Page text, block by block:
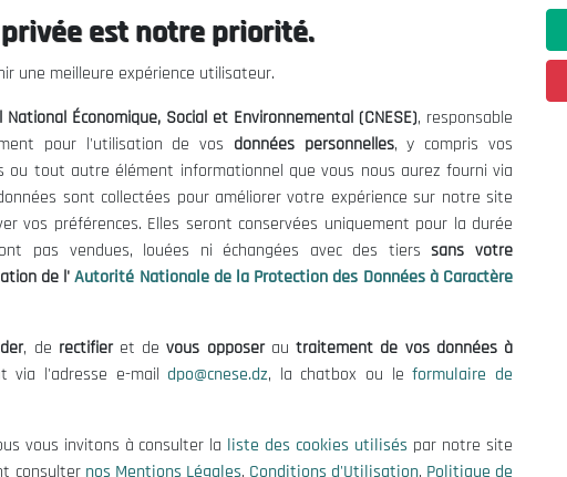
utiles
Légales
d'Utilisation
de Protection des Données
des Cookies
contact@cnese.dz
Suggestions ou Initiatives ?
Newsletter
Inscrivez-vous, soyez le premier à
nos dernières nouvelles.
Suivez-Nous!
© 2026 Conseil National Économique, Social et Environnemental
est notre priorité.
une meilleure expérience utilisateur.
National Économique, Social et Environnemental (CNESE), responsable
pour l'utilisation de vos données personnelles, y compris vos
ou tout autre élément informationnel que vous nous aurez fourni via
sont collectées pour améliorer votre expérience sur notre site
vos préférences. Elles seront conservées uniquement pour la durée
pas vendues, louées ni échangées avec des tierssans votre
de l' Autorité Nationale de la Protection des Données à Caractère
, de rectifieret devous opposerautraitement de vos données à
via l'adresse e-mail dpo@cnese.dz, la chatbox ou leformulaire de
vous invitons à consulter la liste des cookies utilisés par notre site
consulter nos Mentions Légales, Conditions d'Utilisation, Politique de